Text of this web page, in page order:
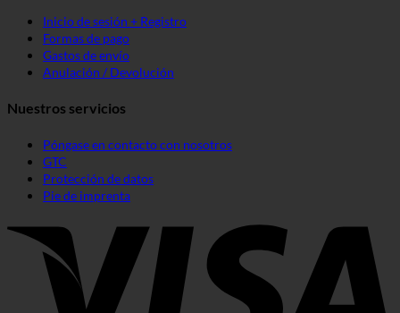
Inicio de sesión + Registro
Formas de pago
Gastos de envío
Anulación / Devolución
Nuestros servicios
Póngase en contacto con nosotros
GTC
Protección de datos
Pie de imprenta